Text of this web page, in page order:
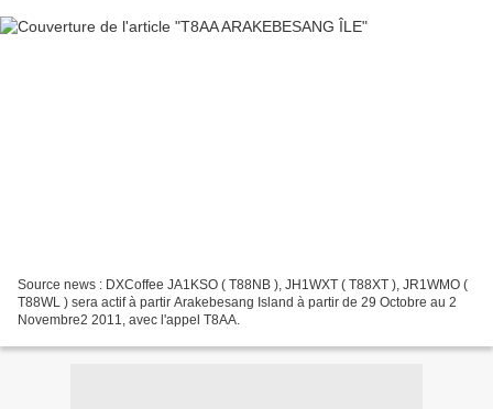
Source news : DXCoffee JA1KSO ( T88NB ), JH1WXT ( T88XT ), JR1WMO (
T88WL ) sera actif à partir Arakebesang Island à partir de 29 Octobre au 2
Novembre2 2011, avec l'appel T8AA.